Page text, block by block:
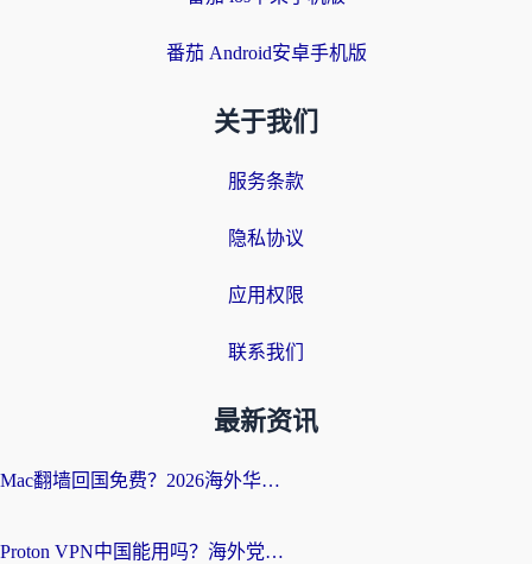
番茄 Android安卓手机版
关于我们
服务条款
隐私协议
应用权限
联系我们
最新资讯
Mac翻墙回国免费？2026海外华人亲测：从CCTV5直播到国内APP，这样选加速器才靠谱
Proton VPN中国能用吗？海外党选回国加速器的避坑指南（附番茄加速器实测）